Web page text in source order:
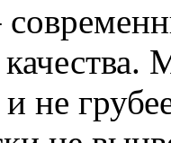
не